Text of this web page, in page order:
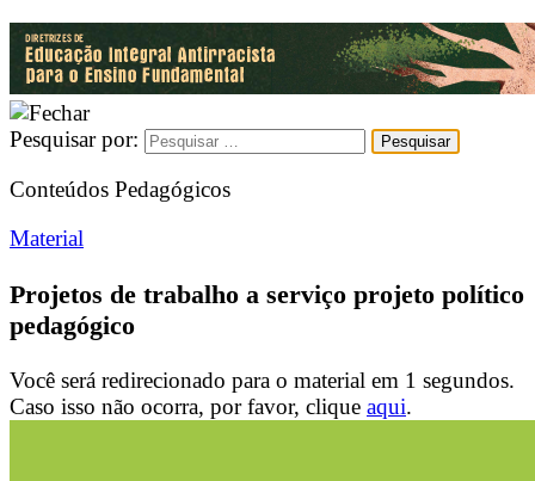
Pesquisar por:
Conteúdos Pedagógicos
Material
Projetos de trabalho a serviço projeto político
pedagógico
Você será redirecionado para o material em 1 segundos.
Caso isso não ocorra, por favor, clique aqui.